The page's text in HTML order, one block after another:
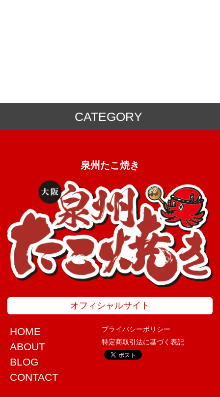
CATEGORY
ミックス粉 冷凍食品
泉州たこ焼き
オフィシャルサイト
HOME
ABOUT
BLOG
CONTACT
プライバシーポリシー
特定商取引法に基づく表記